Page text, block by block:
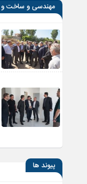
مهندسی و ساخت و
پیوند ها